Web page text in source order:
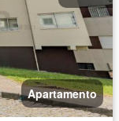
Apartamento